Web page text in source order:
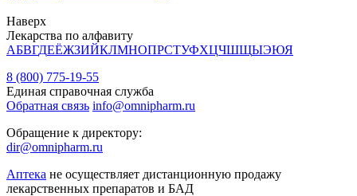
Наверх
Лекарства по алфавиту
АБВГДЕЁЖЗИЙКЛМНОПРСТУФХЦЧШЩЫЭЮЯ
8 (800) 775-19-55
Единая справочная служба
Обратная связь info@omnipharm.ru
Обращение к директору:
dir@omnipharm.ru
Аптека не осуществляет дистанционную продажу
лекарственных препаратов и БАД